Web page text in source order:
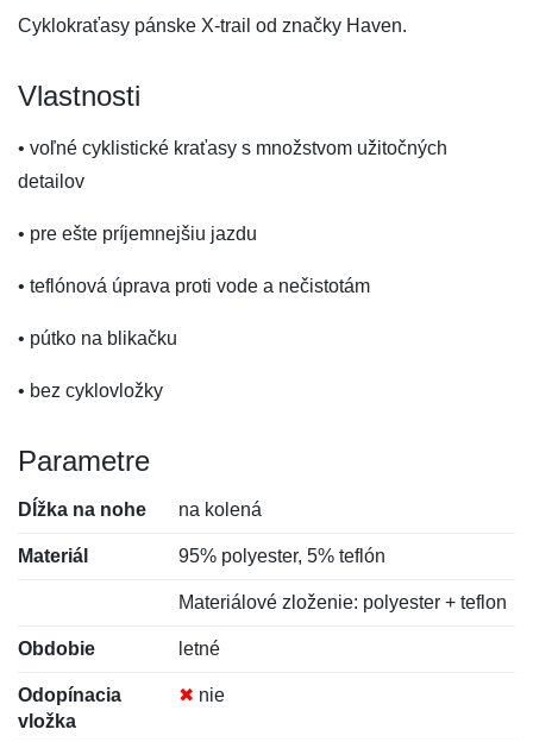
Cyklokraťasy pánske X-trail od značky Haven.
Vlastnosti
• voľné cyklistické kraťasy s množstvom užitočných
detailov
• pre ešte príjemnejšiu jazdu
• teflónová úprava proti vode a nečistotám
• pútko na blikačku
• bez cyklovložky
Parametre
Dĺžka na nohe na kolená
Materiál 95% polyester, 5% teflón
Materiálové zloženie: polyester + teflon
Obdobie letné
Odopínacia
vložka
✖ nie